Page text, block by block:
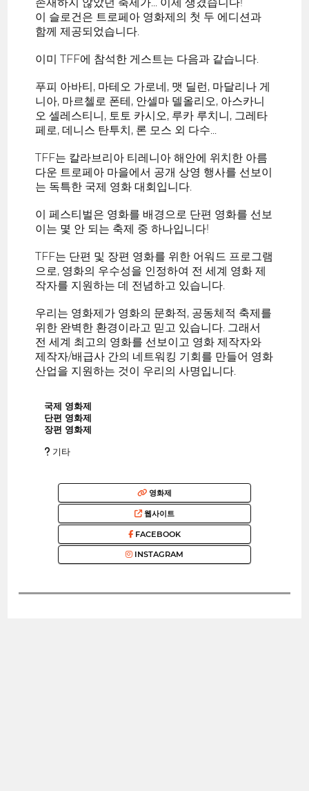
존재하지 않았던 축제가... 이제 생겼습니다!
이 슬로건은 트로페아 영화제의 첫 두 에디션과
함께 제공되었습니다.
이미 TFF에 참석한 게스트는 다음과 같습니다.
푸피 아바티, 마테오 가로네, 맷 딜런, 마달리나 게
니아, 마르첼로 폰테, 안셀마 델올리오, 아스카니
오 셀레스티니, 토토 카시오, 루카 루치니, 그레타
페로, 데니스 탄투치, 론 모스 외 다수...
TFF는 칼라브리아 티레니아 해안에 위치한 아름
다운 트로페아 마을에서 공개 상영 행사를 선보이
는 독특한 국제 영화 대회입니다.
이 페스티벌은 영화를 배경으로 단편 영화를 선보
이는 몇 안 되는 축제 중 하나입니다!
TFF는 단편 및 장편 영화를 위한 어워드 프로그램
으로, 영화의 우수성을 인정하여 전 세계 영화 제
작자를 지원하는 데 전념하고 있습니다.
우리는 영화제가 영화의 문화적, 공동체적 축제를
위한 완벽한 환경이라고 믿고 있습니다. 그래서
전 세계 최고의 영화를 선보이고 영화 제작자와
제작자/배급사 간의 네트워킹 기회를 만들어 영화
산업을 지원하는 것이 우리의 사명입니다.
국제 영화제
단편 영화제
장편 영화제
기타
영화제
웹사이트
FACEBOOK
INSTAGRAM